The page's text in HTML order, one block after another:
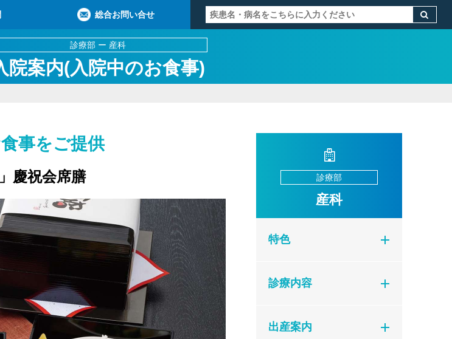
総合お問い合せ
診療部 ー 産科
院案内(入院中のお食事)
事をご提供
慶祝会席膳 診療部
産科
特色
診療内容
出産案内